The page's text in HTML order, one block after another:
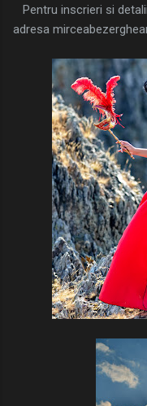
Pentru inscrieri si
adresa